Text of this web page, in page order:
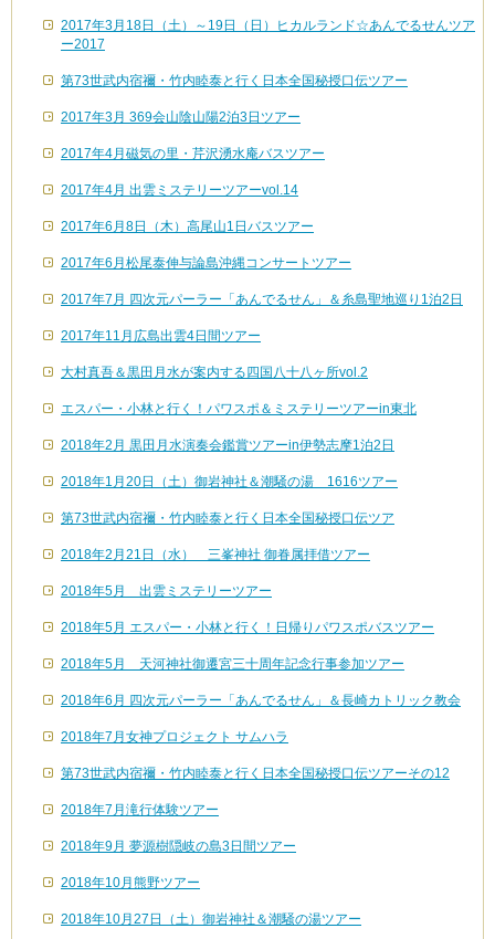
2017年3月18日（土）～19日（日）ヒカルランド☆あんでるせんツア
ー2017
第73世武内宿禰・竹内睦泰と行く日本全国秘授口伝ツアー
2017年3月 369会山陰山陽2泊3日ツアー
2017年4月磁気の里・芹沢湧水庵バスツアー
2017年4月 出雲ミステリーツアーvol.14
2017年6月8日（木）高尾山1日バスツアー
2017年6月松尾泰伸与論島沖縄コンサートツアー
2017年7月 四次元パーラー「あんでるせん」＆糸島聖地巡り1泊2日
2017年11月広島出雲4日間ツアー
大村真吾＆黒田月水が案内する四国八十八ヶ所vol.2
エスパー・小林と行く！パワスポ＆ミステリーツアーin東北
2018年2月 黒田月水演奏会鑑賞ツアーin伊勢志摩1泊2日
2018年1月20日（土）御岩神社＆潮騒の湯 1616ツアー
第73世武内宿禰・竹内睦泰と行く日本全国秘授口伝ツア
2018年2月21日（水） 三峯神社 御眷属拝借ツアー
2018年5月 出雲ミステリーツアー
2018年5月 エスパー・小林と行く！日帰りパワスポバスツアー
2018年5月 天河神社御遷宮三十周年記念行事参加ツアー
2018年6月 四次元パーラー「あんでるせん」＆長崎カトリック教会
2018年7月女神プロジェクト サムハラ
第73世武内宿禰・竹内睦泰と行く日本全国秘授口伝ツアーその12
2018年7月滝行体験ツアー
2018年9月 夢源樹隠岐の島3日間ツアー
2018年10月熊野ツアー
2018年10月27日（土）御岩神社＆潮騒の湯ツアー